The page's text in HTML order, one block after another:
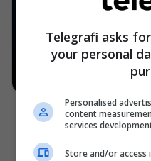
Telegrafi asks
your personal
Personalised
content
services
Store and/or